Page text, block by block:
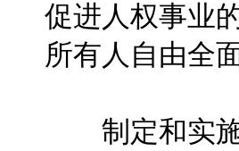
促进人权事业
所有人自由全
制定和实施